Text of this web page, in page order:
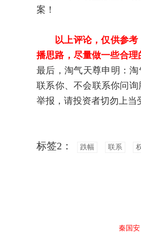
案！
以上评论，仅供参
播思路，尽量做一些合理
最后，淘气天尊申明：
联系你、不会联系你问
举报，请投资者切勿上当
标签2： 跌幅 联系
秦国